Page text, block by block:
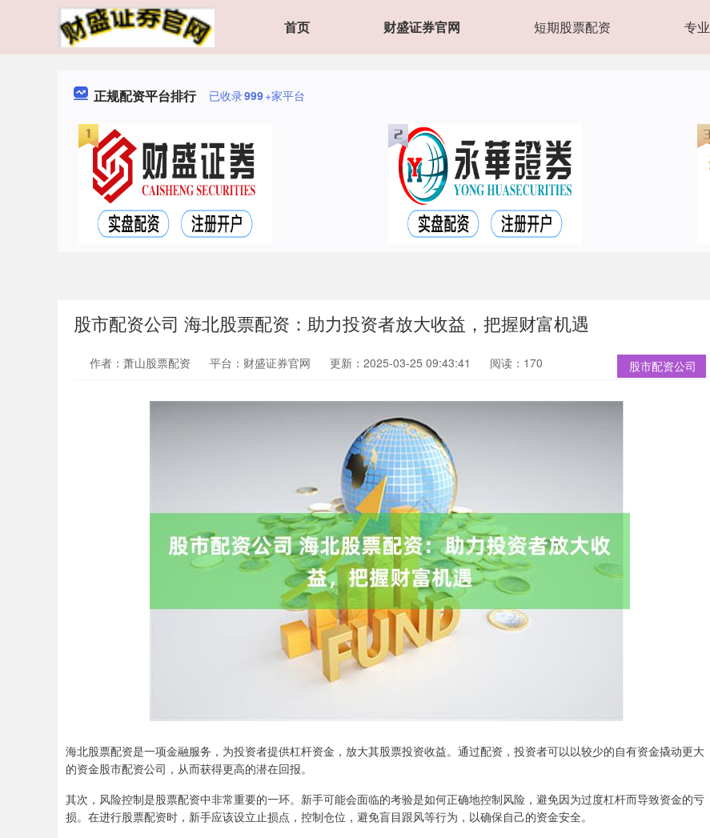
首页 财盛证券官网 短期股票配资 专
正规配资平台排行 已收录999+家平台
股市配资公司 海北股票配资：助力投资者放大收益，把握财富机遇
股市配资公司
作者：萧山股票配资 平台：财盛证券官网 更新：2025-03-25 09:43:41 阅读：170
海北股票配资是一项金融服务，为投资者提供杠杆资金，放大其股票投资收益。通过配资，投资者可以以较少的自有资金撬动更大
的资金股市配资公司，从而获得更高的潜在回报。
其次，风险控制是股票配资中非常重要的一环。新手可能会面临的考验是如何正确地控制风险，避免因为过度杠杆而导致资金的亏
损。在进行股票配资时，新手应该设立止损点，控制仓位，避免盲目跟风等行为，以确保自己的资金安全。